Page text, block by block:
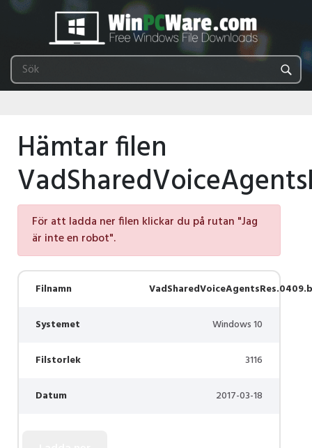
Hämtar filen
För att ladda ner filen klickar du på rutan "Jag
är inte en robot".
Filnamn
Systemet Windows 10
Filstorlek 3116
Datum 2017-03-18